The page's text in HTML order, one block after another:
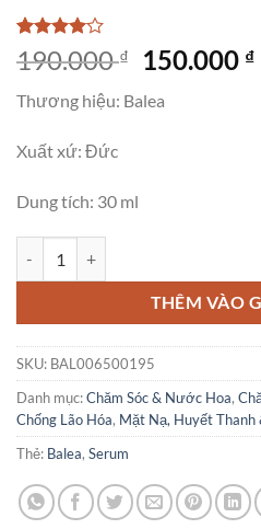
4trên 5
dựa trên
2
190.000₫
Giá
là:
150.000 ₫
Thương hiệu: Balea
Xuất xứ: Đức
Dung tích: 30 ml
THÊM VÀO
SKU: BAL006500195
Danh mục:Chăm Sóc & Nước Hoa,
Chống Lão Hóa, Mặt Nạ, Huyết Thanh
Thẻ: Balea, Serum